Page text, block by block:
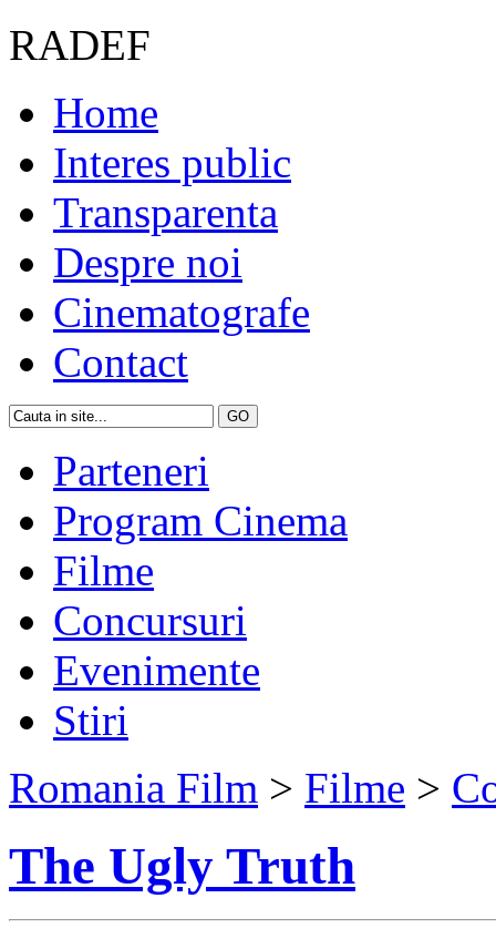
RADEF
Home
Interes public
Transparenta
Despre noi
Cinematografe
Contact
Parteneri
Program Cinema
Filme
Concursuri
Evenimente
Stiri
Romania Film > Filme >
The Ugly Truth